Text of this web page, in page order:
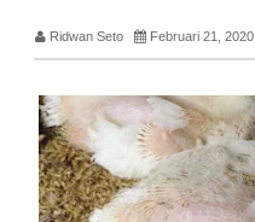
Ridwan Seto Februari 21, 2020